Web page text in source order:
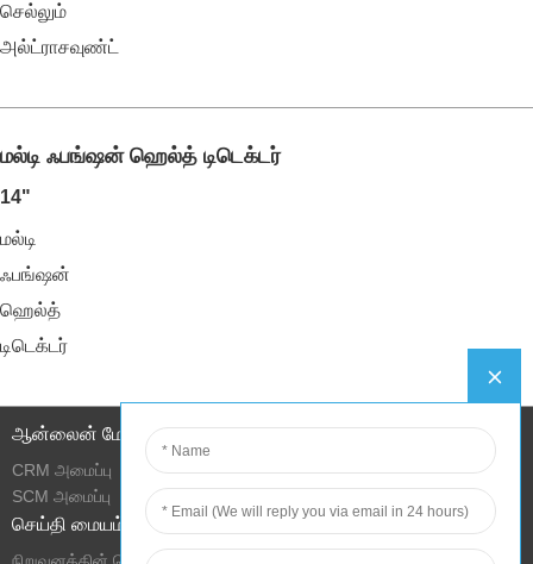
செல்லும்
அல்ட்ராசவுண்ட்
மல்டி ஃபங்ஷன் ஹெல்த் டிடெக்டர்
14"
மல்டி
ஃபங்ஷன்
ஹெல்த்
டிடெக்டர்
ஆன்லைன் மேலாண்மை
CRM அமைப்பு
SCM அமைப்பு
செய்தி மையம்